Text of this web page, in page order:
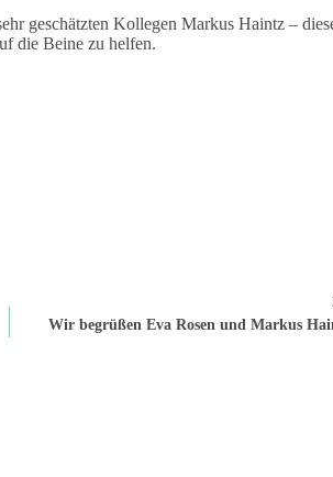
geschätzten Kollegen Markus Haintz –
die Beine zu helfen.
Wir begrüßen Eva Rosen und Markus